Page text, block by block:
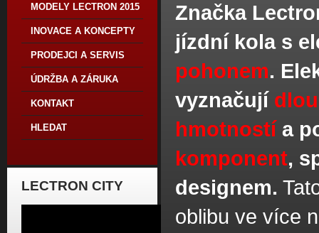
MODELY LECTRON 2015
INOVACE A KONCEPTY
PRODEJCI A SERVIS
ÚDRŽBA A ZÁRUKA
KONTAKT
HLEDAT
LECTRON CITY
Značka
jízdní kola s
pohonem.
vyznačují
hmotnostía
komponent,
designem.
oblibu ve více